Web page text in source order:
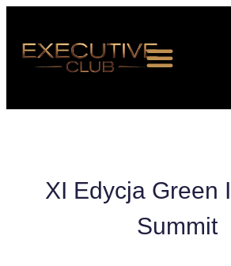
XI Edycja Green
Summit